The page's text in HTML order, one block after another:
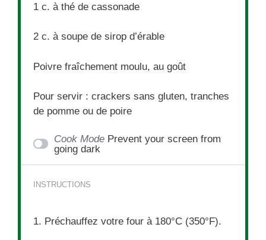
1 c. à thé de cassonade
2 c. à soupe de sirop d’érable
Poivre fraîchement moulu, au goût
Pour servir : crackers sans gluten, tranches
de pomme ou de poire
Cook Mode Prevent your screen from
going dark
INSTRUCTIONS
1. Préchauffez votre four à 180°C (350°F).